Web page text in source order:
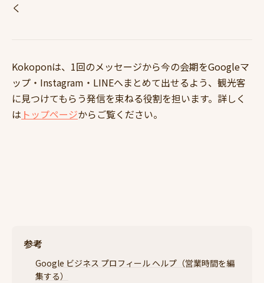
く
Kokoponは、1回のメッセージから今の会期をGoogleマ
ップ・Instagram・LINEへまとめて出せるよう、観光客
に見つけてもらう発信を束ねる役割を担います。詳しく
は トップページからご覧ください。
参考
Google ビジネス プロフィール ヘルプ（営業時間を編
集する）